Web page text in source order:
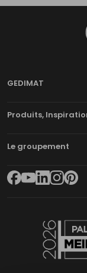
GEDIMAT
Produits,
Le groupement